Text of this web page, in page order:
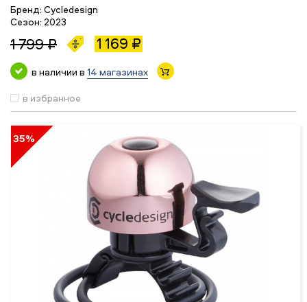
Бренд: Cycledesign
Сезон: 2023
1 799 ₽ 1 169 ₽
в наличии в 14 магазинах
в избранное
35%